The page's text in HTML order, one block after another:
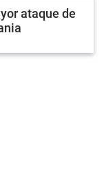
ataque de